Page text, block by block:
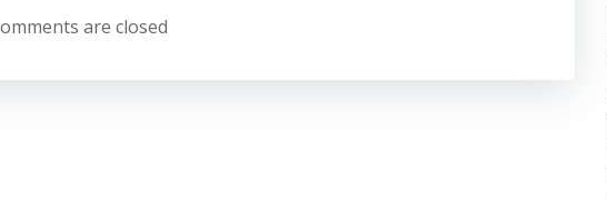
are closed